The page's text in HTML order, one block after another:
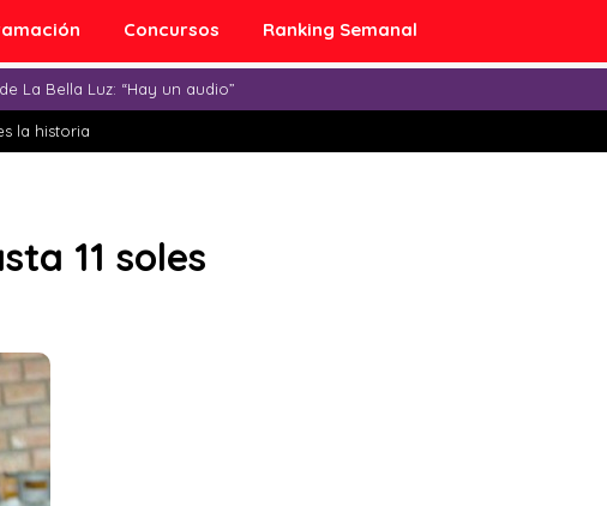
Concursos Ranking Semanal
La Bella Luz: “Hay un audio”
la historia
11 soles